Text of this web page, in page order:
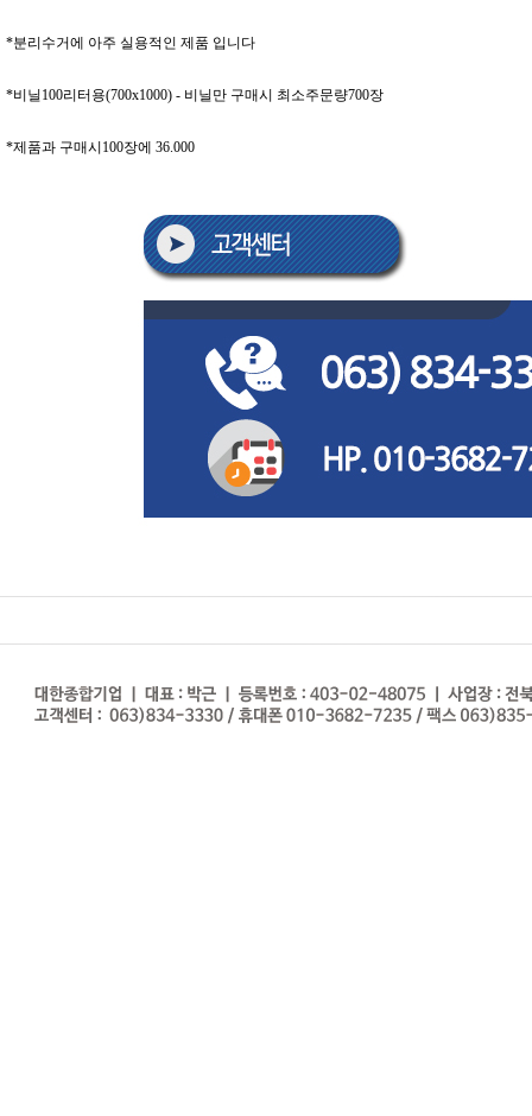
*분리수거에 아주 실용적인 제품 입니다
*비닐100리터용(700x1000) - 비닐만 구매시 최소주문량700장
*제품과 구매시100장에 36.000